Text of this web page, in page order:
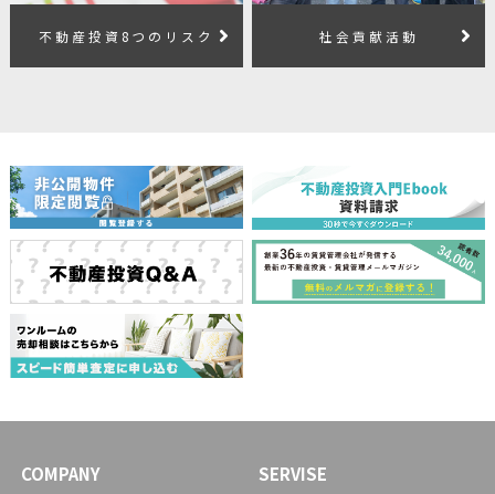
不動産投資8つのリスク 社会貢献活動
COMPANY SERVISE